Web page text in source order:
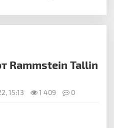
Rammstein Tallin
15:13 1 409 0